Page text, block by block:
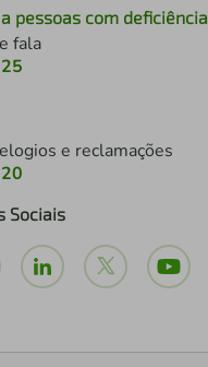
pessoas com deficiência
fala
e reclamações
Sociais